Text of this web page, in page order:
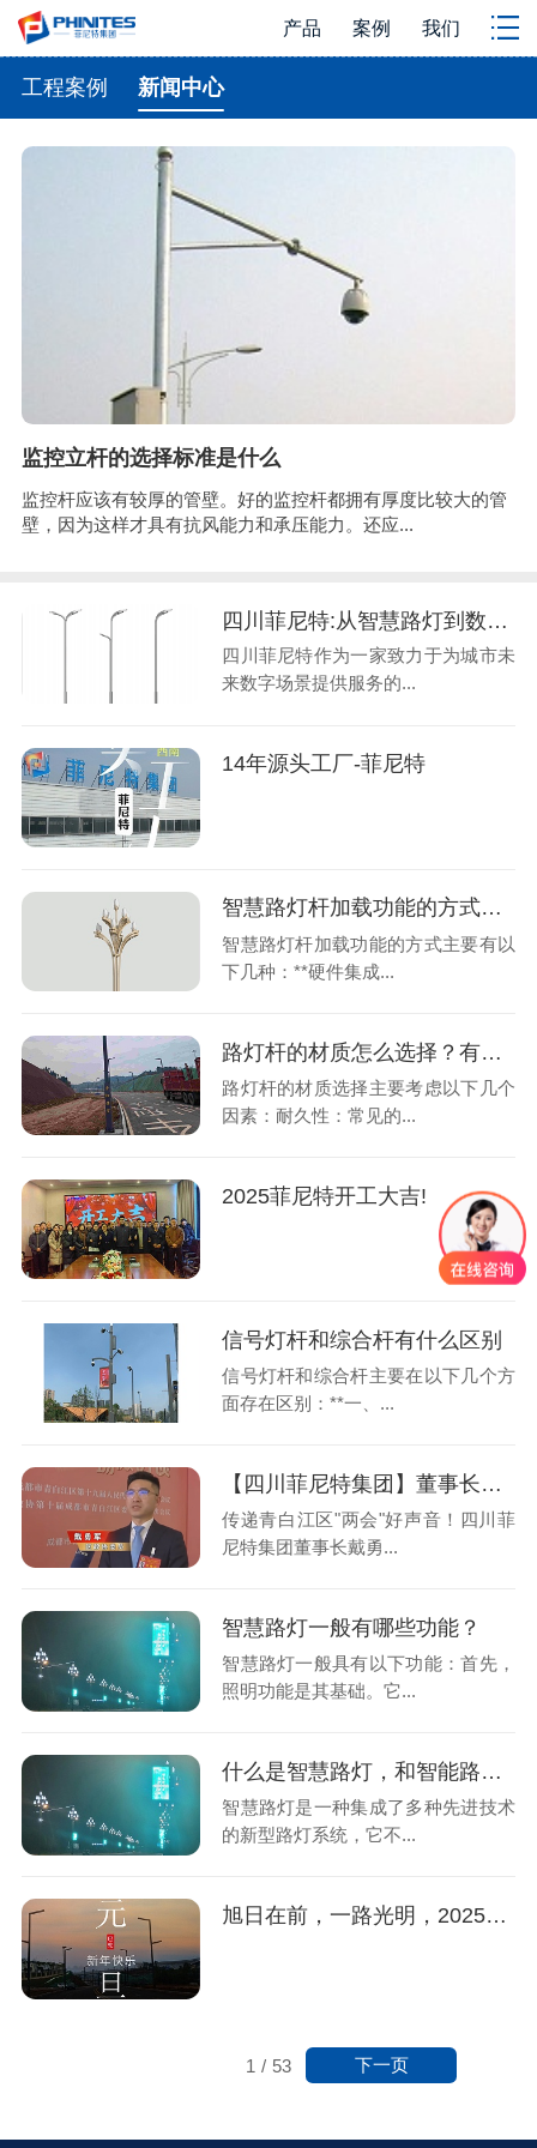
产品 案例 我们
工程案例 新闻中心
监控立杆的选择标准是什么
监控杆应该有较厚的管壁。好的监控杆都拥有厚度比较大的管
壁，因为这样才具有抗风能力和承压能力。还应...
四川菲尼特:从智慧路灯到数字孪生再到元宇宙
四川菲尼特作为一家致力于为城市未
来数字场景提供服务的...
14年源头工厂-菲尼特
智慧路灯杆加载功能的方式主要有哪些
智慧路灯杆加载功能的方式主要有以
下几种：**硬件集成...
路灯杆的材质怎么选择？有哪些考虑因素？
路灯杆的材质选择主要考虑以下几个
因素：耐久性：常见的...
2025菲尼特开工大吉!
信号灯杆和综合杆有什么区别
信号灯杆和综合杆主要在以下几个方
面存在区别：**一、...
【四川菲尼特集团】董事长戴勇军，积极履职、建言献策，传递青白江区 "两会"好声音！
传递青白江区"两会"好声音！四川菲
尼特集团董事长戴勇...
智慧路灯一般有哪些功能？
智慧路灯一般具有以下功能：首先，
照明功能是其基础。它...
什么是智慧路灯，和智能路灯有有什么区别
智慧路灯是一种集成了多种先进技术
的新型路灯系统，它不...
旭日在前，一路光明，2025元旦快乐！
1 / 53 下一页